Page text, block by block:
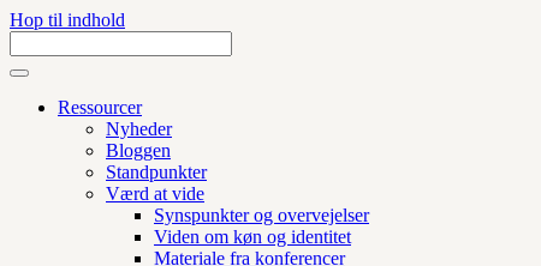
Hop til indhold
Ressourcer
Nyheder
Bloggen
Standpunkter
Værd at vide
Synspunkter og overvejelser
Viden om køn og identitet
Materiale fra konferencer